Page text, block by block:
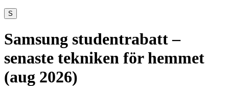
S
Samsung studentrabatt –
senaste tekniken för hemmet
(aug 2026)